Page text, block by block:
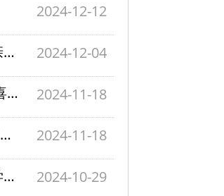
2024-12-12
探索地球奥秘 了解奇妙世界 | 控制学院“走进地球科学”系列亲子活动顺利举办 2024-12-04
喜报 | 控制学院在2024年浙江大学教职工羽毛球团体比赛中喜获乙组季军 2024-11-18
喜报 | 控制学院在“唱响浙大，强国有我”师生合唱比赛中荣获三等奖 2024-11-18
扬运动精神 展控制风采|我院教职工积极参加2024年浙江大学运动会 2024-10-29